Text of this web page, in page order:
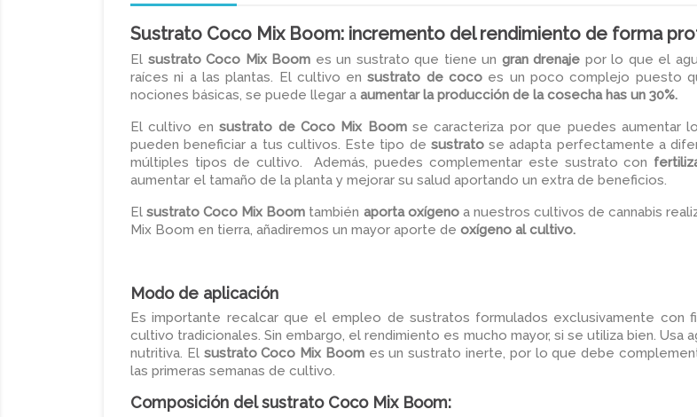
Sustrato Coco Mix Boom: incremento del rendimiento de forma
El sustrato Coco Mix Boom es un sustrato que tiene un gran drenaje por lo que el
raíces ni a las plantas. El cultivo ensustrato de coco es un poco complejo puesto
nociones básicas, se puede llegar a aumentar la producción de la cosecha has un 30%.
El cultivo ensustrato de Coco Mix Boomse caracteriza por que puedes aumentar
pueden beneficiar a tus cultivos. Este tipo de sustratose adapta perfectamente a
múltiples tipos de cultivo. Además, puedes complementar este sustrato con
aumentar el tamaño de la planta y mejorar su salud aportando un extra de beneficios.
Elsustrato Coco Mix Boom también aporta oxígenoa nuestros cultivos de cannabis
Mix Boom en tierra, añadiremos un mayor aporte de oxígeno al cultivo.
Modo de aplicación
Es importante recalcar que el empleo de sustratos formulados exclusivamente
cultivo tradicionales. Sin embargo, el rendimiento es mucho mayor, si se utiliza bien. Usa
nutritiva. El sustrato Coco Mix Boomes un sustrato inerte, por lo que debe
las primeras semanas de cultivo.
Composición del sustrato Coco Mix Boom: